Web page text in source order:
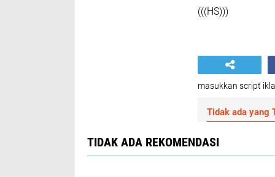
(((HS)))
masukkan script
Tidak ada yang
TIDAK ADA REKOMENDASI